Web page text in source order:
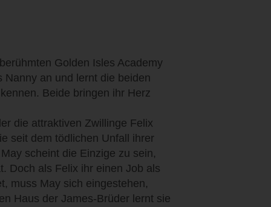
Golden Isles Academy
an und lernt die beiden
Beide bringen ihr Herz
die attraktiven Zwillinge Felix
seit dem tödlichen Unfall ihrer
scheint die Einzige zu sein,
Doch als Felix ihr einen Job als
muss May sich eingestehen,
Haus der James-Brüder lernt sie